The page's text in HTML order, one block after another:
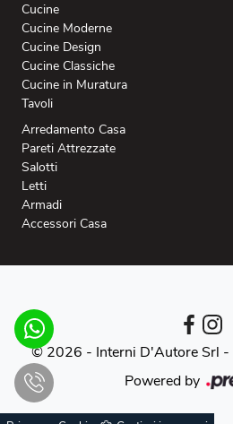
Cucine
Cucine Moderne
Cucine Design
Cucine Classiche
Cucine in Muratura
Tavoli
Arredamento Casa
Pareti Attrezzate
Salotti
Letti
Armadi
Accessori Casa
© 2026 - Interni D'Autore Srl -
Powered by